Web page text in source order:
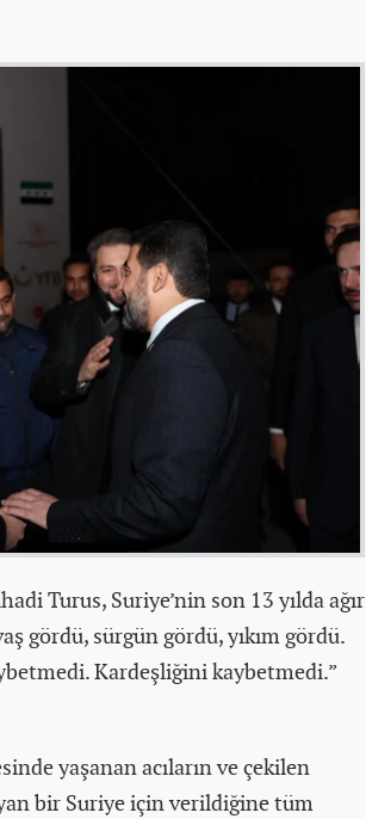
Turus, Suriye’nin son 13 yılda ağır
gördü, sürgün gördü, yıkım gördü.
Kardeşliğini kaybetmedi.”
yaşanan acıların ve çekilen
bir Suriye için verildiğine tüm